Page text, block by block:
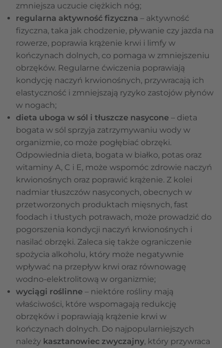
zmniejsza uczucie ciężkich nóg;
regularna aktywność fizyczna – aktywność
fizyczna, taka jak chodzenie, pływanie czy jazda na
rowerze, poprawia krążenie krwi i limfy w
kończynach dolnych, co pomaga w zmniejszeniu
obrzęków. Regularne ćwiczenia poprawiają
kondycję naczyń krwionośnych, przywracają ich
elastyczność i zmniejszają ryzyko zastojów płynów
w nogach;
dieta uboga w sól i tłuszcze nasycone – dieta
bogata w sól sprzyja zatrzymywaniu wody w
organizmie, co może pogłębiać obrzęki.
Odpowiednia dieta, bogata w białko, potas oraz
witaminy A, C i E, może wspomóc zdrowie naczyń
krwionośnych oraz poprawić krążenie. Z kolei
nadmiar tłuszczów nasyconych, obecnych w
przetworzonych produktach mięsnych, fast
foodach i tłustych potrawach, może prowadzić do
pogorszenia kondycji naczyń krwionośnych i
nasilać obrzęki. Zaleca się także ograniczenie
spożycia alkoholu, który może negatywnie
wpływać na przepływ krwi oraz równowagę
wodno-elektrolitową w organizmie;
wyciągi roślinne – niektóre rośliny mają
właściwości, które wspomagają redukcję
obrzęków i poprawiają krążenie krwi w
kończynach dolnych. Do najpopularniejszych
należy kasztanowiec zwyczajny, który przywraca